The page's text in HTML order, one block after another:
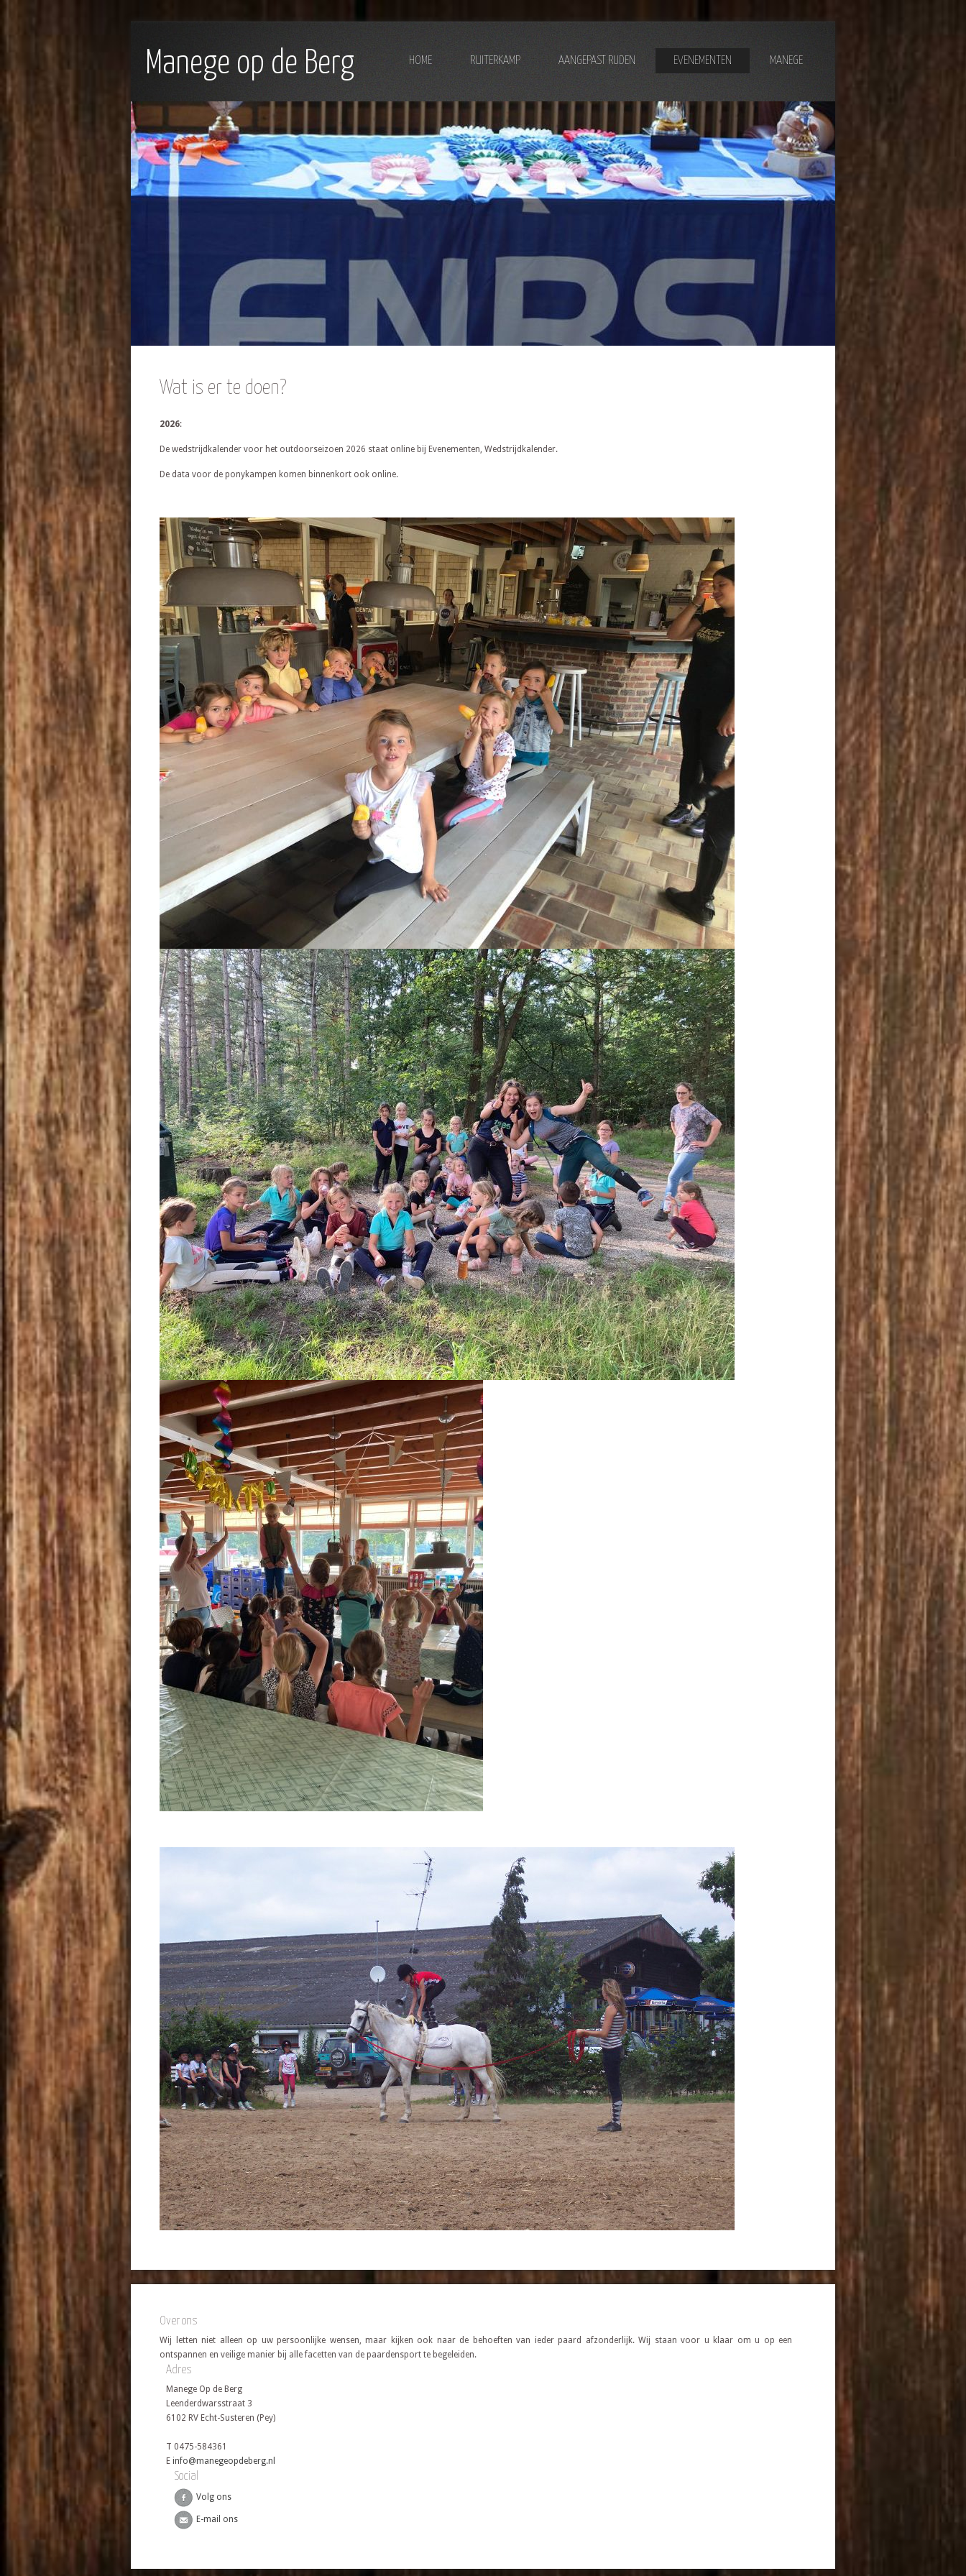
Manege op de Berg HOME RUITERKAMP AANGEPAST RIJDEN EVENEMENTEN MANEGE
Wat is er te doen?
2026:
De wedstrijdkalender voor het outdoorseizoen 2026 staat online bij Evenementen, Wedstrijdkalender.
De data voor de ponykampen komen binnenkort ook online.
Over ons
Wij letten niet alleen op uw persoonlijke wensen, maar kijken ook naar de behoeften van ieder paard afzonderlijk. Wij staan voor u klaar om u op een
ontspannen en veilige manier bij alle facetten van de paardensport te begeleiden.
Adres
Manege Op de Berg
Leenderdwarsstraat 3
6102 RV Echt-Susteren (Pey)
T 0475-584361
E info@manegeopdeberg.nl
Social
Volg ons
E-mail ons